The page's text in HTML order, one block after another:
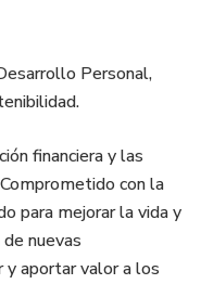
Personal,
financiera y las
con la
para mejorar la vida y
nuevas
y aportar valor a los